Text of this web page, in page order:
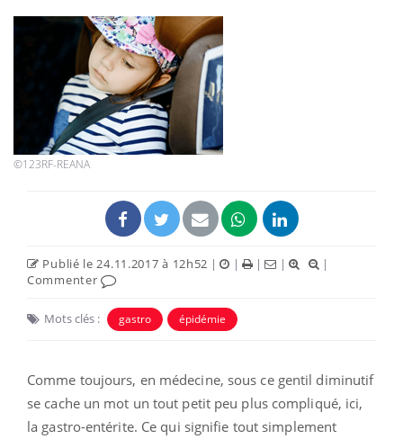
©123RF-REANA
Publié le 24.11.2017 à 12h52 | | | |
|
Commenter
Mots clés : gastro épidémie
Comme toujours, en médecine, sous ce gentil diminutif
se cache un mot un tout petit peu plus compliqué, ici,
la gastro-entérite. Ce qui signifie tout simplement